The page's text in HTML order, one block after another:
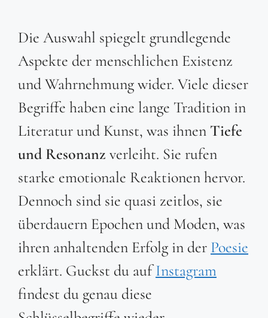
Die Auswahl spiegelt grundlegende
Aspekte der menschlichen Existenz
und Wahrnehmung wider. Viele dieser
Begriffe haben eine lange Tradition in
Literatur und Kunst, was ihnen Tiefe
und Resonanz verleiht. Sie rufen
starke emotionale Reaktionen hervor.
Dennoch sind sie quasi zeitlos, sie
überdauern Epochen und Moden, was
ihren anhaltenden Erfolg in der Poesie
erklärt. Guckst du aufInstagram
findest du genau diese